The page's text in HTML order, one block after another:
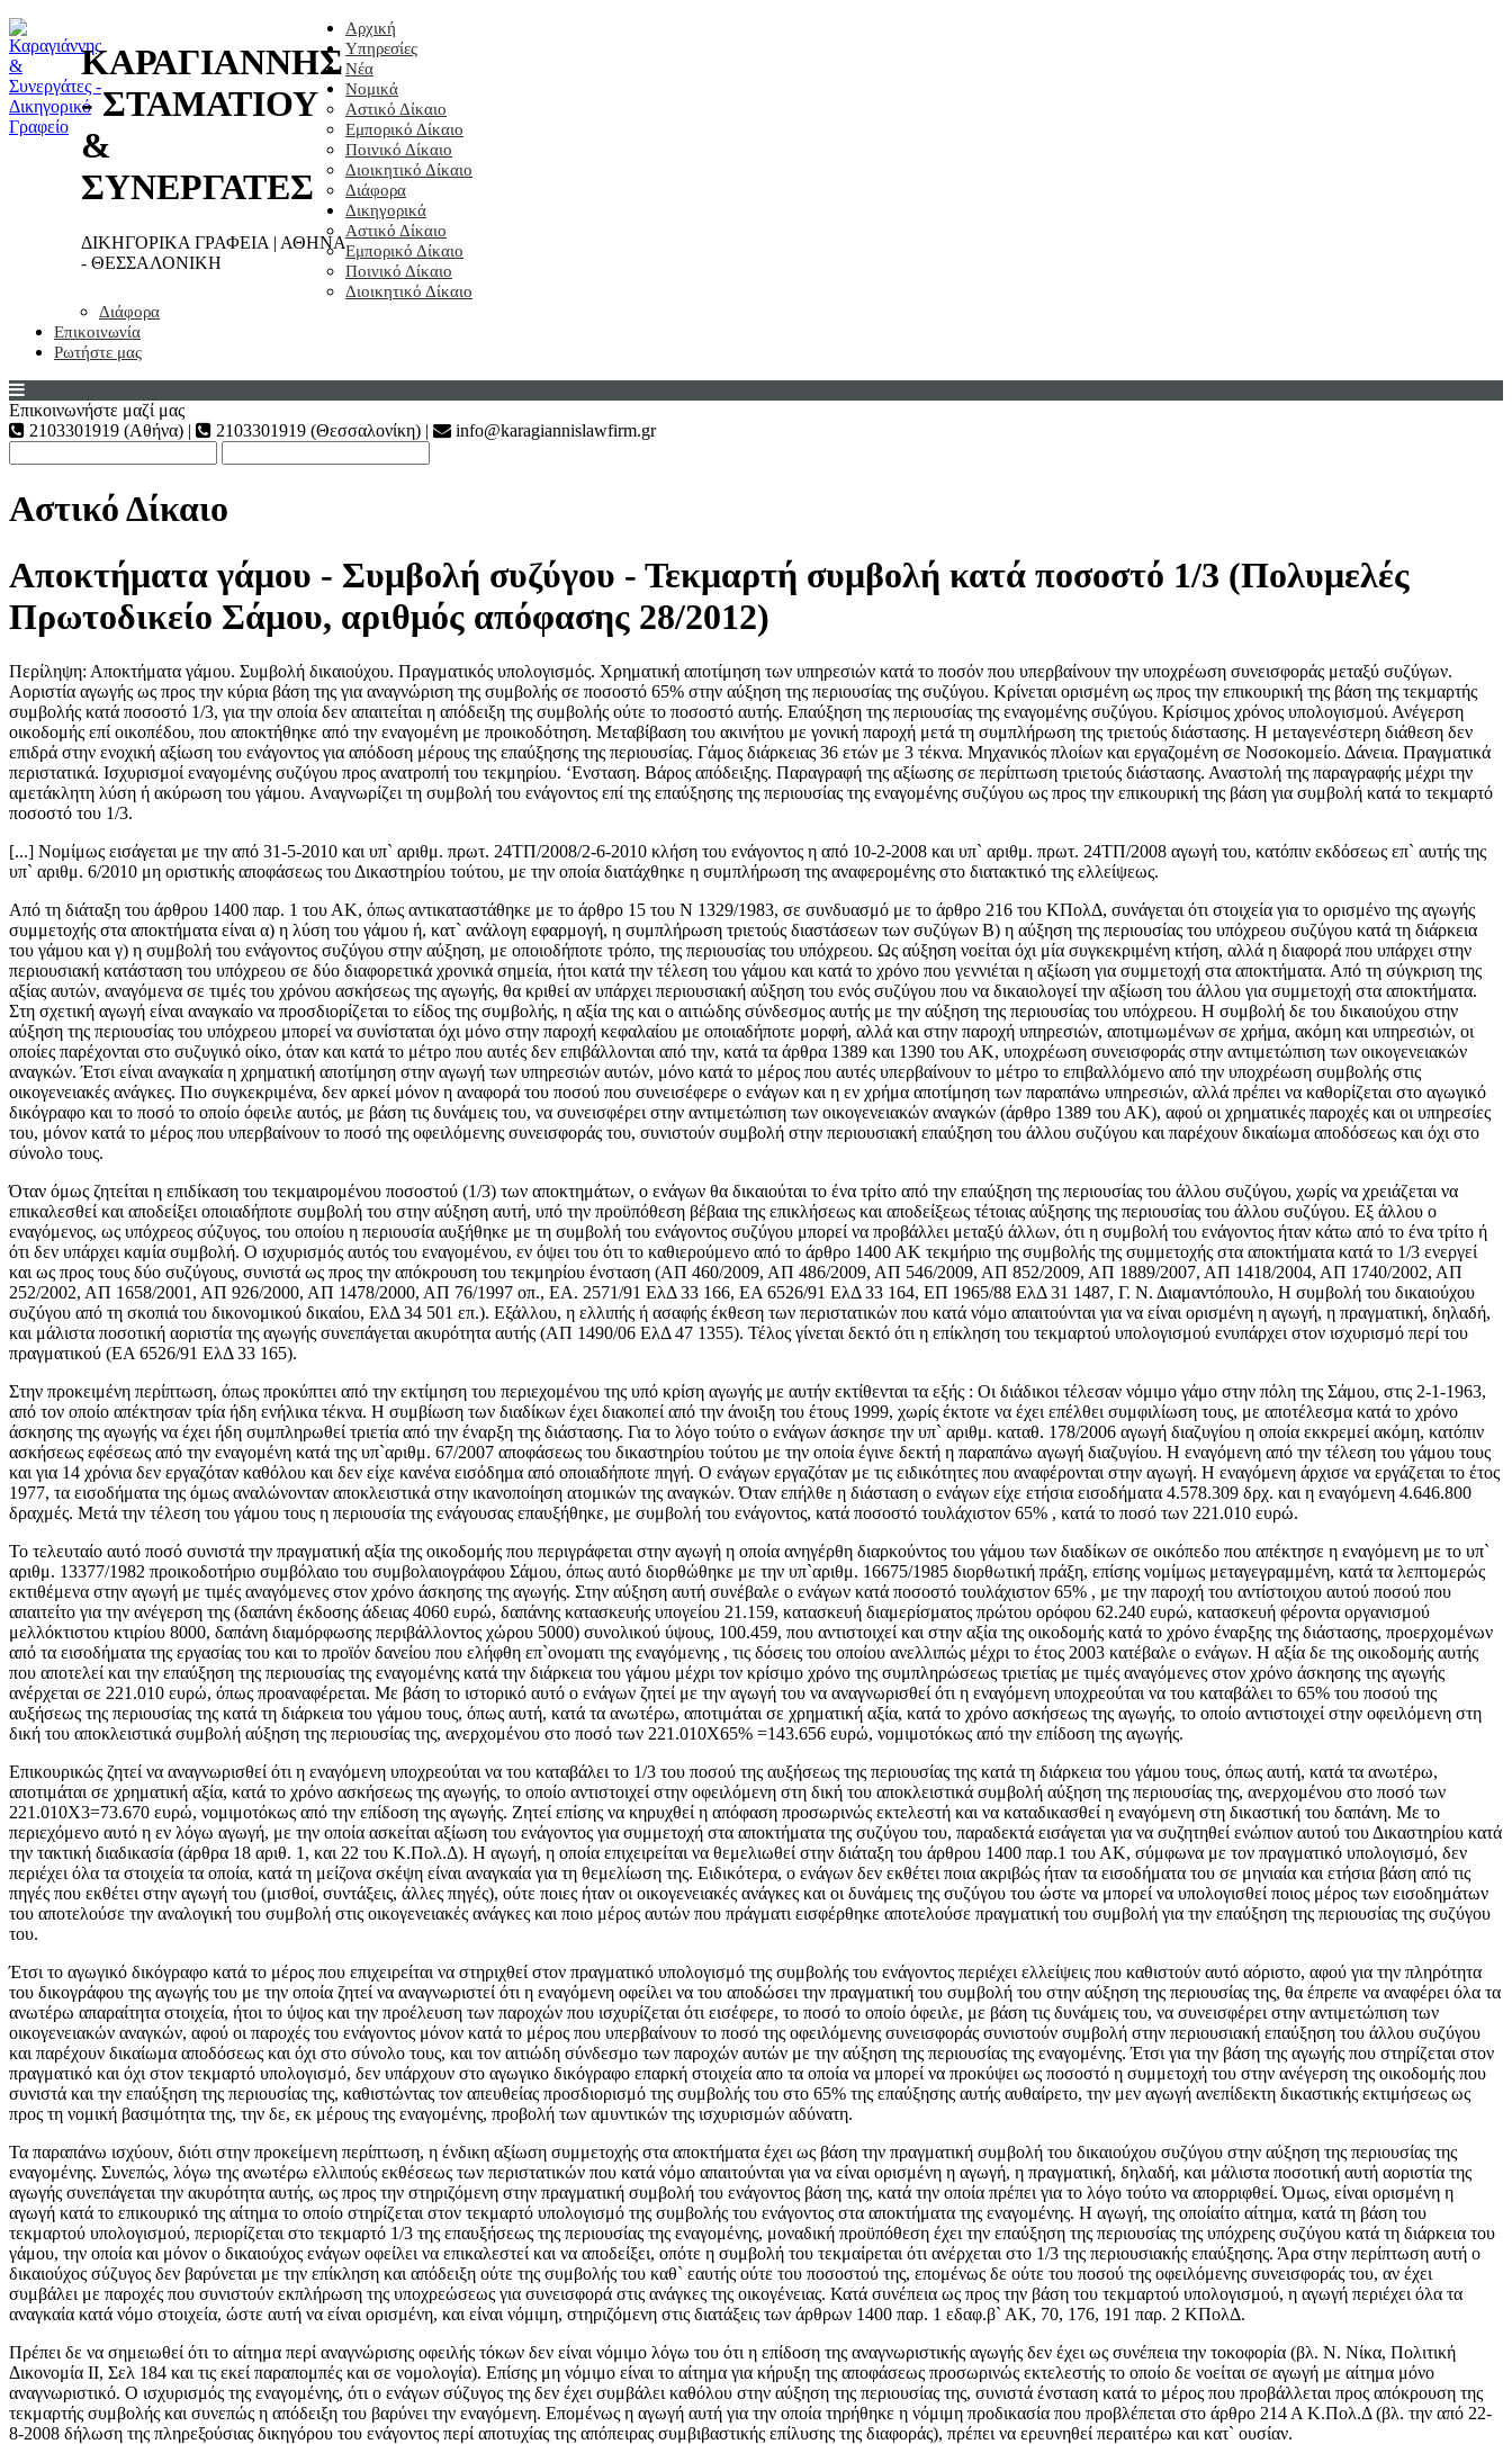
ΚΑΡΑΓΙΑΝΝΗΣ
- ΣΤΑΜΑΤΙΟΥ
&
ΣΥΝΕΡΓΑΤΕΣ
ΔΙΚΗΓΟΡΙΚΑ ΓΡΑΦΕΙΑ | ΑΘΗΝΑ
- ΘΕΣΣΑΛΟΝΙΚΗ
Αρχική
Υπηρεσίες
Νέα
Νομικά
Αστικό Δίκαιο
Εμπορικό Δίκαιο
Ποινικό Δίκαιο
Διοικητικό Δίκαιο
Διάφορα
Δικηγορικά
Αστικό Δίκαιο
Εμπορικό Δίκαιο
Ποινικό Δίκαιο
Διοικητικό Δίκαιο
Διάφορα
Επικοινωνία
Ρωτήστε μας
Επικοινωνήστε μαζί μας
2103301919 (Αθήνα) |
2103301919 (Θεσσαλονίκη) | info@karagiannislawfirm.gr
Αστικό Δίκαιο
Αποκτήματα γάμου - Συμβολή συζύγου - Τεκμαρτή συμβολή κατά ποσοστό 1/3 (Πολυμελές
Πρωτοδικείο Σάμου, αριθμός απόφασης 28/2012)
Περίληψη: Αποκτήματα γάμου. Συμβολή δικαιούχου. Πραγματικός υπολογισμός. Χρηματική αποτίμηση των υπηρεσιών κατά το ποσόν που υπερβαίνουν την υποχρέωση συνεισφοράς μεταξύ συζύγων.
Αοριστία αγωγής ως προς την κύρια βάση της για αναγνώριση της συμβολής σε ποσοστό 65% στην αύξηση της περιουσίας της συζύγου. Κρίνεται ορισμένη ως προς την επικουρική της βάση της τεκμαρτής
συμβολής κατά ποσοστό 1/3, για την οποία δεν απαιτείται η απόδειξη της συμβολής ούτε το ποσοστό αυτής. Επαύξηση της περιουσίας της εναγομένης συζύγου. Κρίσιμος χρόνος υπολογισμού. Ανέγερση
οικοδομής επί οικοπέδου, που αποκτήθηκε από την εναγομένη με προικοδότηση. Μεταβίβαση του ακινήτου με γονική παροχή μετά τη συμπλήρωση της τριετούς διάστασης. Η μεταγενέστερη διάθεση δεν
επιδρά στην ενοχική αξίωση του ενάγοντος για απόδοση μέρους της επαύξησης της περιουσίας. Γάμος διάρκειας 36 ετών με 3 τέκνα. Μηχανικός πλοίων και εργαζομένη σε Νοσοκομείο. Δάνεια. Πραγματικά
περιστατικά. Ισχυρισμοί εναγομένης συζύγου προς ανατροπή του τεκμηρίου. ‘Ενσταση. Βάρος απόδειξης. Παραγραφή της αξίωσης σε περίπτωση τριετούς διάστασης. Αναστολή της παραγραφής μέχρι την
αμετάκλητη λύση ή ακύρωση του γάμου. Aναγνωρίζει τη συμβολή του ενάγοντος επί της επαύξησης της περιουσίας της εναγομένης συζύγου ως προς την επικουρική της βάση για συμβολή κατά το τεκμαρτό
ποσοστό του 1/3.
[...] Νομίμως εισάγεται με την από 31-5-2010 και υπ` αριθμ. πρωτ. 24ΤΠ/2008/2-6-2010 κλήση του ενάγοντος η από 10-2-2008 και υπ` αριθμ. πρωτ. 24ΤΠ/2008 αγωγή του, κατόπιν εκδόσεως επ` αυτής της
υπ` αριθμ. 6/2010 μη οριστικής αποφάσεως του Δικαστηρίου τούτου, με την οποία διατάχθηκε η συμπλήρωση της αναφερομένης στο διατακτικό της ελλείψεως.
Από τη διάταξη του άρθρου 1400 παρ. 1 του ΑΚ, όπως αντικαταστάθηκε με το άρθρο 15 του Ν 1329/1983, σε συνδυασμό με το άρθρο 216 του ΚΠολΔ, συνάγεται ότι στοιχεία για το ορισμένο της αγωγής
συμμετοχής στα αποκτήματα είναι α) η λύση του γάμου ή, κατ` ανάλογη εφαρμογή, η συμπλήρωση τριετούς διαστάσεων των συζύγων Β) η αύξηση της περιουσίας του υπόχρεου συζύγου κατά τη διάρκεια
του γάμου και γ) η συμβολή του ενάγοντος συζύγου στην αύξηση, με οποιοδήποτε τρόπο, της περιουσίας του υπόχρεου. Ως αύξηση νοείται όχι μία συγκεκριμένη κτήση, αλλά η διαφορά που υπάρχει στην
περιουσιακή κατάσταση του υπόχρεου σε δύο διαφορετικά χρονικά σημεία, ήτοι κατά την τέλεση του γάμου και κατά το χρόνο που γεννιέται η αξίωση για συμμετοχή στα αποκτήματα. Από τη σύγκριση της
αξίας αυτών, αναγόμενα σε τιμές του χρόνου ασκήσεως της αγωγής, θα κριθεί αν υπάρχει περιουσιακή αύξηση του ενός συζύγου που να δικαιολογεί την αξίωση του άλλου για συμμετοχή στα αποκτήματα.
Στη σχετική αγωγή είναι αναγκαίο να προσδιορίζεται το είδος της συμβολής, η αξία της και ο αιτιώδης σύνδεσμος αυτής με την αύξηση της περιουσίας του υπόχρεου. Η συμβολή δε του δικαιούχου στην
αύξηση της περιουσίας του υπόχρεου μπορεί να συνίσταται όχι μόνο στην παροχή κεφαλαίου με οποιαδήποτε μορφή, αλλά και στην παροχή υπηρεσιών, αποτιμωμένων σε χρήμα, ακόμη και υπηρεσιών, οι
οποίες παρέχονται στο συζυγικό οίκο, όταν και κατά το μέτρο που αυτές δεν επιβάλλονται από την, κατά τα άρθρα 1389 και 1390 του ΑΚ, υποχρέωση συνεισφοράς στην αντιμετώπιση των οικογενειακών
αναγκών. Έτσι είναι αναγκαία η χρηματική αποτίμηση στην αγωγή των υπηρεσιών αυτών, μόνο κατά το μέρος που αυτές υπερβαίνουν το μέτρο το επιβαλλόμενο από την υποχρέωση συμβολής στις
οικογενειακές ανάγκες. Πιο συγκεκριμένα, δεν αρκεί μόνον η αναφορά του ποσού που συνεισέφερε ο ενάγων και η εν χρήμα αποτίμηση των παραπάνω υπηρεσιών, αλλά πρέπει να καθορίζεται στο αγωγικό
δικόγραφο και το ποσό το οποίο όφειλε αυτός, με βάση τις δυνάμεις του, να συνεισφέρει στην αντιμετώπιση των οικογενειακών αναγκών (άρθρο 1389 του ΑΚ), αφού οι χρηματικές παροχές και οι υπηρεσίες
του, μόνον κατά το μέρος που υπερβαίνουν το ποσό της οφειλόμενης συνεισφοράς του, συνιστούν συμβολή στην περιουσιακή επαύξηση του άλλου συζύγου και παρέχουν δικαίωμα αποδόσεως και όχι στο
σύνολο τους.
Όταν όμως ζητείται η επιδίκαση του τεκμαιρομένου ποσοστού (1/3) των αποκτημάτων, ο ενάγων θα δικαιούται το ένα τρίτο από την επαύξηση της περιουσίας του άλλου συζύγου, χωρίς να χρειάζεται να
επικαλεσθεί και αποδείξει οποιαδήποτε συμβολή του στην αύξηση αυτή, υπό την προϋπόθεση βέβαια της επικλήσεως και αποδείξεως τέτοιας αύξησης της περιουσίας του άλλου συζύγου. Εξ άλλου ο
εναγόμενος, ως υπόχρεος σύζυγος, του οποίου η περιουσία αυξήθηκε με τη συμβολή του ενάγοντος συζύγου μπορεί να προβάλλει μεταξύ άλλων, ότι η συμβολή του ενάγοντος ήταν κάτω από το ένα τρίτο ή
ότι δεν υπάρχει καμία συμβολή. Ο ισχυρισμός αυτός του εναγομένου, εν όψει του ότι το καθιερούμενο από το άρθρο 1400 ΑΚ τεκμήριο της συμβολής της συμμετοχής στα αποκτήματα κατά το 1/3 ενεργεί
και ως προς τους δύο συζύγους, συνιστά ως προς την απόκρουση του τεκμηρίου ένσταση (ΑΠ 460/2009, ΑΠ 486/2009, ΑΠ 546/2009, ΑΠ 852/2009, ΑΠ 1889/2007, ΑΠ 1418/2004, ΑΠ 1740/2002, ΑΠ
252/2002, ΑΠ 1658/2001, ΑΠ 926/2000, ΑΠ 1478/2000, ΑΠ 76/1997 οπ., ΕΑ. 2571/91 ΕλΔ 33 166, ΕΑ 6526/91 ΕλΔ 33 164, ΕΠ 1965/88 ΕλΔ 31 1487, Γ. Ν. Διαμαντόπουλο, Η συμβολή του δικαιούχου
συζύγου από τη σκοπιά του δικονομικού δικαίου, ΕλΔ 34 501 επ.). Εξάλλου, η ελλιπής ή ασαφής έκθεση των περιστατικών που κατά νόμο απαιτούνται για να είναι ορισμένη η αγωγή, η πραγματική, δηλαδή,
και μάλιστα ποσοτική αοριστία της αγωγής συνεπάγεται ακυρότητα αυτής (ΑΠ 1490/06 ΕλΔ 47 1355). Τέλος γίνεται δεκτό ότι η επίκληση του τεκμαρτού υπολογισμού ενυπάρχει στον ισχυρισμό περί του
πραγματικού (ΕΑ 6526/91 ΕλΔ 33 165).
Στην προκειμένη περίπτωση, όπως προκύπτει από την εκτίμηση του περιεχομένου της υπό κρίση αγωγής με αυτήν εκτίθενται τα εξής : Οι διάδικοι τέλεσαν νόμιμο γάμο στην πόλη της Σάμου, στις 2-1-1963,
από τον οποίο απέκτησαν τρία ήδη ενήλικα τέκνα. Η συμβίωση των διαδίκων έχει διακοπεί από την άνοιξη του έτους 1999, χωρίς έκτοτε να έχει επέλθει συμφιλίωση τους, με αποτέλεσμα κατά το χρόνο
άσκησης της αγωγής να έχει ήδη συμπληρωθεί τριετία από την έναρξη της διάστασης. Για το λόγο τούτο ο ενάγων άσκησε την υπ` αριθμ. καταθ. 178/2006 αγωγή διαζυγίου η οποία εκκρεμεί ακόμη, κατόπιν
ασκήσεως εφέσεως από την εναγομένη κατά της υπ`αριθμ. 67/2007 αποφάσεως του δικαστηρίου τούτου με την οποία έγινε δεκτή η παραπάνω αγωγή διαζυγίου. Η εναγόμενη από την τέλεση του γάμου τους
και για 14 χρόνια δεν εργαζόταν καθόλου και δεν είχε κανένα εισόδημα από οποιαδήποτε πηγή. Ο ενάγων εργαζόταν με τις ειδικότητες που αναφέρονται στην αγωγή. Η εναγόμενη άρχισε να εργάζεται το έτος
1977, τα εισοδήματα της όμως αναλώνονταν αποκλειστικά στην ικανοποίηση ατομικών της αναγκών. Όταν επήλθε η διάσταση ο ενάγων είχε ετήσια εισοδήματα 4.578.309 δρχ. και η εναγόμενη 4.646.800
δραχμές. Μετά την τέλεση του γάμου τους η περιουσία της ενάγουσας επαυξήθηκε, με συμβολή του ενάγοντος, κατά ποσοστό τουλάχιστον 65% , κατά το ποσό των 221.010 ευρώ.
Το τελευταίο αυτό ποσό συνιστά την πραγματική αξία της οικοδομής που περιγράφεται στην αγωγή η οποία ανηγέρθη διαρκούντος του γάμου των διαδίκων σε οικόπεδο που απέκτησε η εναγόμενη με το υπ`
αριθμ. 13377/1982 προικοδοτήριο συμβόλαιο του συμβολαιογράφου Σάμου, όπως αυτό διορθώθηκε με την υπ`αριθμ. 16675/1985 διορθωτική πράξη, επίσης νομίμως μεταγεγραμμένη, κατά τα λεπτομερώς
εκτιθέμενα στην αγωγή με τιμές αναγόμενες στον χρόνο άσκησης της αγωγής. Στην αύξηση αυτή συνέβαλε ο ενάγων κατά ποσοστό τουλάχιστον 65% , με την παροχή του αντίστοιχου αυτού ποσού που
απαιτείτο για την ανέγερση της (δαπάνη έκδοσης άδειας 4060 ευρώ, δαπάνης κατασκευής υπογείου 21.159, κατασκευή διαμερίσματος πρώτου ορόφου 62.240 ευρώ, κατασκευή φέροντα οργανισμού
μελλόκτιστου κτιρίου 8000, δαπάνη διαμόρφωσης περιβάλλοντος χώρου 5000) συνολικού ύψους, 100.459, που αντιστοιχεί και στην αξία της οικοδομής κατά το χρόνο έναρξης της διάστασης, προερχομένων
από τα εισοδήματα της εργασίας του και το προϊόν δανείου που ελήφθη επ`ονοματι της εναγόμενης , τις δόσεις του οποίου ανελλιπώς μέχρι το έτος 2003 κατέβαλε ο ενάγων. Η αξία δε της οικοδομής αυτής
που αποτελεί και την επαύξηση της περιουσίας της εναγομένης κατά την διάρκεια του γάμου μέχρι τον κρίσιμο χρόνο της συμπληρώσεως τριετίας με τιμές αναγόμενες στον χρόνο άσκησης της αγωγής
ανέρχεται σε 221.010 ευρώ, όπως προαναφέρεται. Με βάση το ιστορικό αυτό ο ενάγων ζητεί με την αγωγή του να αναγνωρισθεί ότι η εναγόμενη υποχρεούται να του καταβάλει το 65% του ποσού της
αυξήσεως της περιουσίας της κατά τη διάρκεια του γάμου τους, όπως αυτή, κατά τα ανωτέρω, αποτιμάται σε χρηματική αξία, κατά το χρόνο ασκήσεως της αγωγής, το οποίο αντιστοιχεί στην οφειλόμενη στη
δική του αποκλειστικά συμβολή αύξηση της περιουσίας της, ανερχομένου στο ποσό των 221.010X65% =143.656 ευρώ, νομιμοτόκως από την επίδοση της αγωγής.
Επικουρικώς ζητεί να αναγνωρισθεί ότι η εναγόμενη υποχρεούται να του καταβάλει το 1/3 του ποσού της αυξήσεως της περιουσίας της κατά τη διάρκεια του γάμου τους, όπως αυτή, κατά τα ανωτέρω,
αποτιμάται σε χρηματική αξία, κατά το χρόνο ασκήσεως της αγωγής, το οποίο αντιστοιχεί στην οφειλόμενη στη δική του αποκλειστικά συμβολή αύξηση της περιουσίας της, ανερχομένου στο ποσό των
221.010X3=73.670 ευρώ, νομιμοτόκως από την επίδοση της αγωγής. Ζητεί επίσης να κηρυχθεί η απόφαση προσωρινώς εκτελεστή και να καταδικασθεί η εναγόμενη στη δικαστική του δαπάνη. Με το
περιεχόμενο αυτό η εν λόγω αγωγή, με την οποία ασκείται αξίωση του ενάγοντος για συμμετοχή στα αποκτήματα της συζύγου του, παραδεκτά εισάγεται για να συζητηθεί ενώπιον αυτού του Δικαστηρίου κατά
την τακτική διαδικασία (άρθρα 18 αριθ. 1, και 22 του Κ.Πολ.Δ). Η αγωγή, η οποία επιχειρείται να θεμελιωθεί στην διάταξη του άρθρου 1400 παρ.1 του ΑΚ, σύμφωνα με τον πραγματικό υπολογισμό, δεν
περιέχει όλα τα στοιχεία τα οποία, κατά τη μείζονα σκέψη είναι αναγκαία για τη θεμελίωση της. Ειδικότερα, ο ενάγων δεν εκθέτει ποια ακριβώς ήταν τα εισοδήματα του σε μηνιαία και ετήσια βάση από τις
πηγές που εκθέτει στην αγωγή του (μισθοί, συντάξεις, άλλες πηγές), ούτε ποιες ήταν οι οικογενειακές ανάγκες και οι δυνάμεις της συζύγου του ώστε να μπορεί να υπολογισθεί ποιος μέρος των εισοδημάτων
του αποτελούσε την αναλογική του συμβολή στις οικογενειακές ανάγκες και ποιο μέρος αυτών που πράγματι εισφέρθηκε αποτελούσε πραγματική του συμβολή για την επαύξηση της περιουσίας της συζύγου
του.
Έτσι το αγωγικό δικόγραφο κατά το μέρος που επιχειρείται να στηριχθεί στον πραγματικό υπολογισμό της συμβολής του ενάγοντος περιέχει ελλείψεις που καθιστούν αυτό αόριστο, αφού για την πληρότητα
του δικογράφου της αγωγής του με την οποία ζητεί να αναγνωριστεί ότι η εναγόμενη οφείλει να του αποδώσει την πραγματική του συμβολή του στην αύξηση της περιουσίας της, θα έπρεπε να αναφέρει όλα τα
ανωτέρω απαραίτητα στοιχεία, ήτοι το ύψος και την προέλευση των παροχών που ισχυρίζεται ότι εισέφερε, το ποσό το οποίο όφειλε, με βάση τις δυνάμεις του, να συνεισφέρει στην αντιμετώπιση των
οικογενειακών αναγκών, αφού οι παροχές του ενάγοντος μόνον κατά το μέρος που υπερβαίνουν το ποσό της οφειλόμενης συνεισφοράς συνιστούν συμβολή στην περιουσιακή επαύξηση του άλλου συζύγου
και παρέχουν δικαίωμα αποδόσεως και όχι στο σύνολο τους, και τον αιτιώδη σύνδεσμο των παροχών αυτών με την αύξηση της περιουσίας της εναγομένης. Έτσι για την βάση της αγωγής που στηρίζεται στον
πραγματικό και όχι στον τεκμαρτό υπολογισμό, δεν υπάρχουν στο αγωγικο δικόγραφο επαρκή στοιχεία απο τα οποία να μπορεί να προκύψει ως ποσοστό η συμμετοχή του στην ανέγερση της οικοδομής που
συνιστά και την επαύξηση της περιουσίας της, καθιστώντας τον απευθείας προσδιορισμό της συμβολής του στο 65% της επαύξησης αυτής αυθαίρετο, την μεν αγωγή ανεπίδεκτη δικαστικής εκτιμήσεως ως
προς τη νομική βασιμότητα της, την δε, εκ μέρους της εναγομένης, προβολή των αμυντικών της ισχυρισμών αδύνατη.
Τα παραπάνω ισχύουν, διότι στην προκείμενη περίπτωση, η ένδικη αξίωση συμμετοχής στα αποκτήματα έχει ως βάση την πραγματική συμβολή του δικαιούχου συζύγου στην αύξηση της περιουσίας της
εναγομένης. Συνεπώς, λόγω της ανωτέρω ελλιπούς εκθέσεως των περιστατικών που κατά νόμο απαιτούνται για να είναι ορισμένη η αγωγή, η πραγματική, δηλαδή, και μάλιστα ποσοτική αυτή αοριστία της
αγωγής συνεπάγεται την ακυρότητα αυτής, ως προς την στηριζόμενη στην πραγματική συμβολή του ενάγοντος βάση της, κατά την οποία πρέπει για το λόγο τούτο να απορριφθεί. Όμως, είναι ορισμένη η
αγωγή κατά το επικουρικό της αίτημα το οποίο στηρίζεται στον τεκμαρτό υπολογισμό της συμβολής του ενάγοντος στα αποκτήματα της εναγομένης. Η αγωγή, της οποίαίτο αίτημα, κατά τη βάση του
τεκμαρτού υπολογισμού, περιορίζεται στο τεκμαρτό 1/3 της επαυξήσεως της περιουσίας της εναγομένης, μοναδική προϋπόθεση έχει την επαύξηση της περιουσίας της υπόχρεης συζύγου κατά τη διάρκεια του
γάμου, την οποία και μόνον ο δικαιούχος ενάγων οφείλει να επικαλεστεί και να αποδείξει, οπότε η συμβολή του τεκμαίρεται ότι ανέρχεται στο 1/3 της περιουσιακής επαύξησης. Άρα στην περίπτωση αυτή ο
δικαιούχος σύζυγος δεν βαρύνεται με την επίκληση και απόδειξη ούτε της συμβολής του καθ` εαυτής ούτε του ποσοστού της, επομένως δε ούτε του ποσού της οφειλόμενης συνεισφοράς του, αν έχει
συμβάλει με παροχές που συνιστούν εκπλήρωση της υποχρεώσεως για συνεισφορά στις ανάγκες της οικογένειας. Κατά συνέπεια ως προς την βάση του τεκμαρτού υπολογισμού, η αγωγή περιέχει όλα τα
αναγκαία κατά νόμο στοιχεία, ώστε αυτή να είναι ορισμένη, και είναι νόμιμη, στηριζόμενη στις διατάξεις των άρθρων 1400 παρ. 1 εδαφ.β` ΑΚ, 70, 176, 191 παρ. 2 ΚΠολΔ.
Πρέπει δε να σημειωθεί ότι το αίτημα περί αναγνώρισης οφειλής τόκων δεν είναι νόμιμο λόγω του ότι η επίδοση της αναγνωριστικής αγωγής δεν έχει ως συνέπεια την τοκοφορία (βλ. Ν. Νίκα, Πολιτική
Δικονομία II, Σελ 184 και τις εκεί παραπομπές και σε νομολογία). Επίσης μη νόμιμο είναι το αίτημα για κήρυξη της αποφάσεως προσωρινώς εκτελεστής το οποίο δε νοείται σε αγωγή με αίτημα μόνο
αναγνωριστικό. Ο ισχυρισμός της εναγομένης, ότι ο ενάγων σύζυγος της δεν έχει συμβάλει καθόλου στην αύξηση της περιουσίας της, συνιστά ένσταση κατά το μέρος που προβάλλεται προς απόκρουση της
τεκμαρτής συμβολής και συνεπώς η απόδειξη του βαρύνει την εναγόμενη. Επομένως η αγωγή αυτή για την οποία τηρήθηκε η νόμιμη προδικασία που προβλέπεται στο άρθρο 214 Α Κ.Πολ.Δ (βλ. την από 22-
8-2008 δήλωση της πληρεξούσιας δικηγόρου του ενάγοντος περί αποτυχίας της απόπειρας συμβιβαστικής επίλυσης της διαφοράς), πρέπει να ερευνηθεί περαιτέρω και κατ` ουσίαν.